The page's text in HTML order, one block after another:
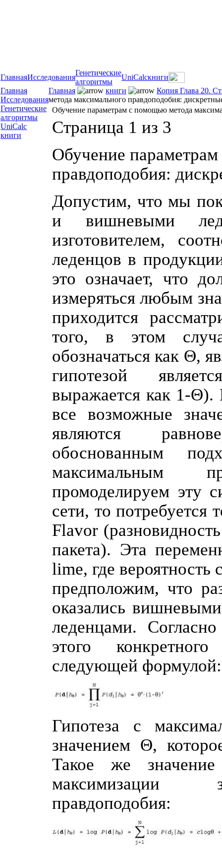
ГлавнаяИсследования
Генетические
алгоритмы
UniCalcкниги
Главная
Исследования
Генетические
алгоритмы
UniCalc
книги
Главная книги
Копия Глава 20.
метода максимального правдоподобия:
Обучение параметрам с помощью метода
Страница 1 из 3
Обучение
правдоподобия:
Допустим, что мы
и вишневыми
изготовителем,
леденцов в
это означает, что
измеряться любым
приходится
того, в этом
обозначаться как Θ,
гипотезой
выражается как 1-Θ).
все возможные
являются
обоснованным
максимальным
промоделируем эту
сети, то потребуется
Flavor
пакета). Эта
lime, где
предположим, что
оказались
леденцами.
этого
следующей формулой:
Гипотеза с
значением Θ,
Такое же
максимизации
правдоподобия: